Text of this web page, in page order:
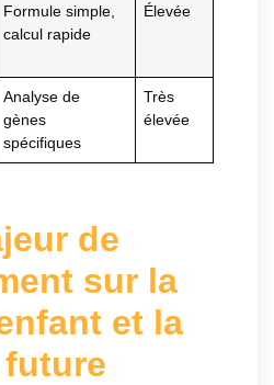
Formule simple,
calcul rapide
Élevée
Analyse de
gènes
spécifiques
Très
élevée
de
sur la
et la